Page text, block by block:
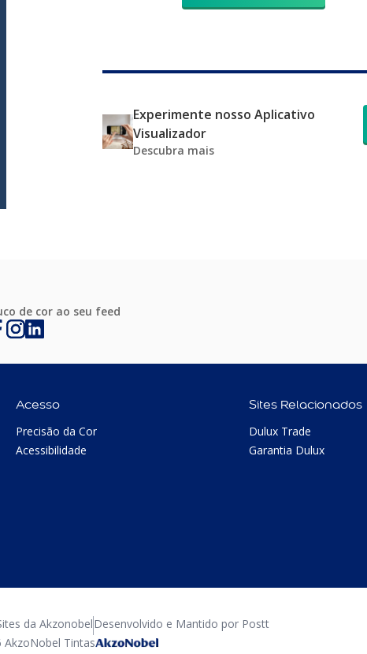
Experimente nosso Aplicativo
Visualizador
Descubra mais
de cor ao seu feed
Acesso
Precisão da Cor
Acessibilidade
Sites Relacionados
Dulux Trade
Garantia Dulux
da AkzonobelDesenvolvido e Mantido por Postt
AkzoNobel Tintas